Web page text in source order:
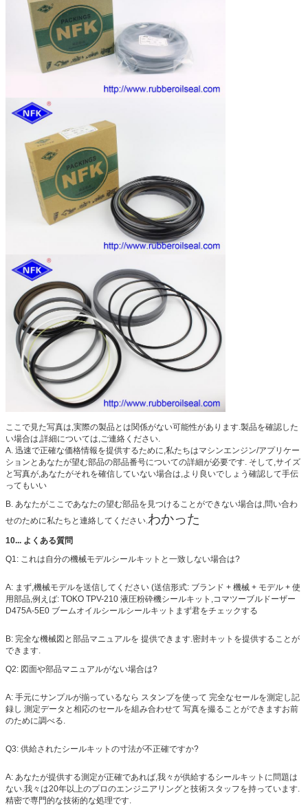
ここで見た写真は,実際の製品とは関係がない可能性があります.製品を確認した
い場合は,詳細については,ご連絡ください.
A. 迅速で正確な価格情報を提供するために,私たちはマシンエンジン/アプリケー
ションとあなたが望む部品の部品番号についての詳細が必要です. そして,サイズ
と写真が,あなたがそれを確信していない場合は,より良いでしょう確認して手伝
ってもいい
B. あなたがここであなたの望む部品を見つけることができない場合は,問い合わ
せのために私たちと連絡してください. わかった
10... よくある質問
Q1: これは自分の機械モデルシールキットと一致しない場合は?
A: まず,機械モデルを送信してください (送信形式: ブランド + 機械 + モデル + 使
用部品,例えば: TOKO TPV-210 液圧粉砕機シールキット,コマツーブルドーザー
D475A-5E0 ブームオイルシールシールキットまず君をチェックする
B: 完全な機械図と部品マニュアルを 提供できます.密封キットを提供することが
できます.
Q2: 図面や部品マニュアルがない場合は?
A: 手元にサンプルが揃っているなら スタンプを使って 完全なセールを測定し記
録し 測定データと相応のセールを組み合わせて 写真を撮ることができますお前
のために調べる.
Q3: 供給されたシールキットの寸法が不正確ですか?
A: あなたが提供する測定が正確であれば,我々が供給するシールキットに問題は
ない.我々は20年以上のプロのエンジニアリングと技術スタッフを持っています.
精密で専門的な技術的な処理です.